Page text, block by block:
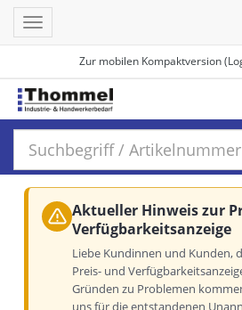
Zur mobilen Kompaktversion
Toggle
navigation
Aktueller Hinweis zur
Verfügbarkeitsanzeige
Liebe Kundinnen und Kunden,
Preis- und
Gründen zu Problemen
uns für die entstandenen